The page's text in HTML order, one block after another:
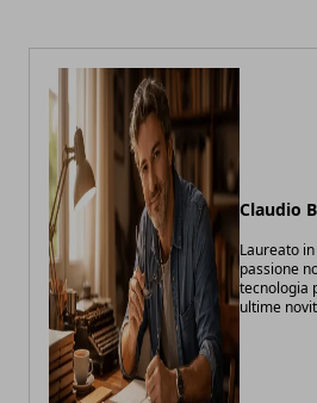
Claudio
Laureato
passione
tecnologia
ultime